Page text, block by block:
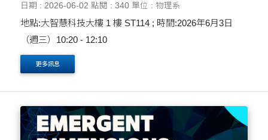
日期 : 2026-06-02 點閱 : 340 單位 : 物理系
地點:大智慧科技大樓 1 樓 ST114 ; 時間:2026年6月3日
（週三）10:20 - 12:10
更多訊息